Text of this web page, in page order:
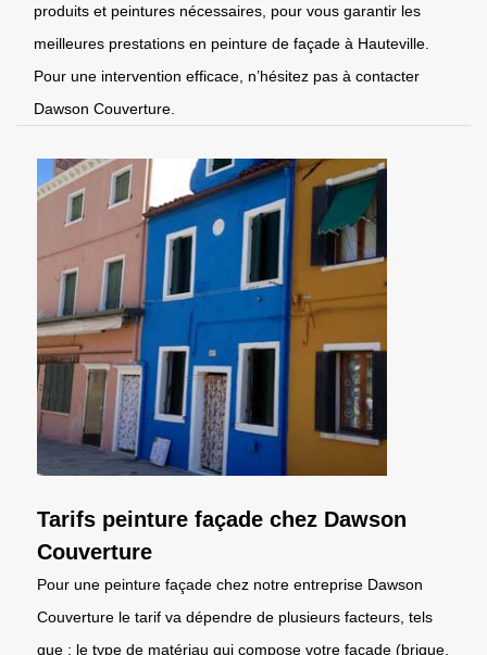
produits et peintures nécessaires, pour vous garantir les
meilleures prestations en peinture de façade à Hauteville.
Pour une intervention efficace, n’hésitez pas à contacter
Dawson Couverture.
Tarifs peinture façade chez Dawson
Couverture
Pour une peinture façade chez notre entreprise Dawson
Couverture le tarif va dépendre de plusieurs facteurs, tels
que : le type de matériau qui compose votre façade (brique,